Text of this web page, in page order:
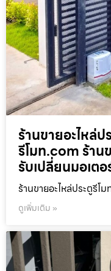
ร้านขายอะไหล่ป
รีโมท.com ร้าน
รับเปลี่ยนมอเต
ร้านขายอะไหล่ประตูรีโ
ดูเพิ่มเติม »